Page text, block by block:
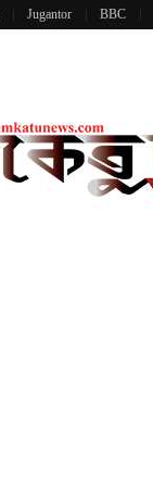
Jugantor BBC